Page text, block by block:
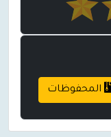
المحفوظات